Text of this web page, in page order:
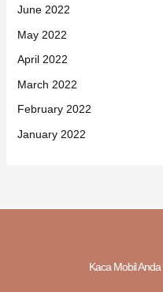
June 2022
May 2022
April 2022
March 2022
February 2022
January 2022
Kaca Mobil